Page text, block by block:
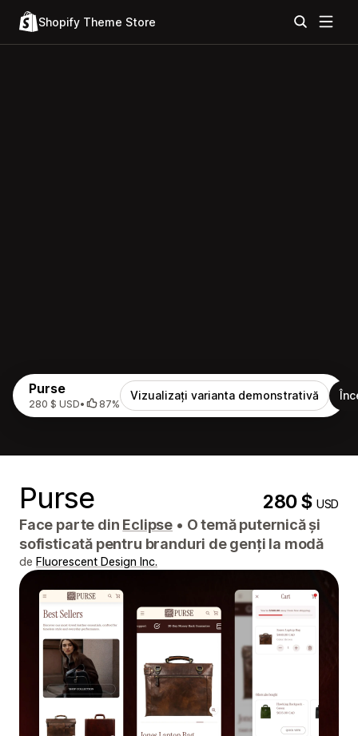
Shopify Theme Store
Purse
280 $ USD• 87%
Vizualizați varianta demonstrativă
Purse 280 $USD
Face parte din Eclipse • O temă puternică și
sofisticată pentru branduri de genți la modă
de Fluorescent Design Inc.